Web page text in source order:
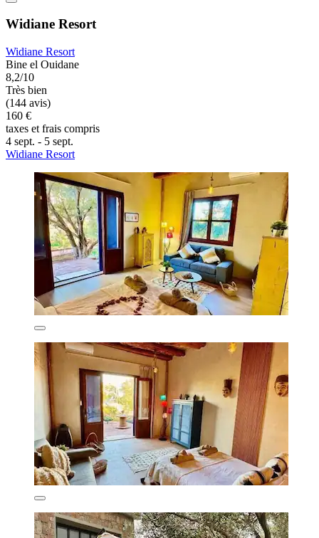
Widiane Resort
Widiane Resort
Bine el Ouidane
8,2/10
Très bien
(144 avis)
160 €
taxes et frais compris
4 sept. - 5 sept.
Widiane Resort